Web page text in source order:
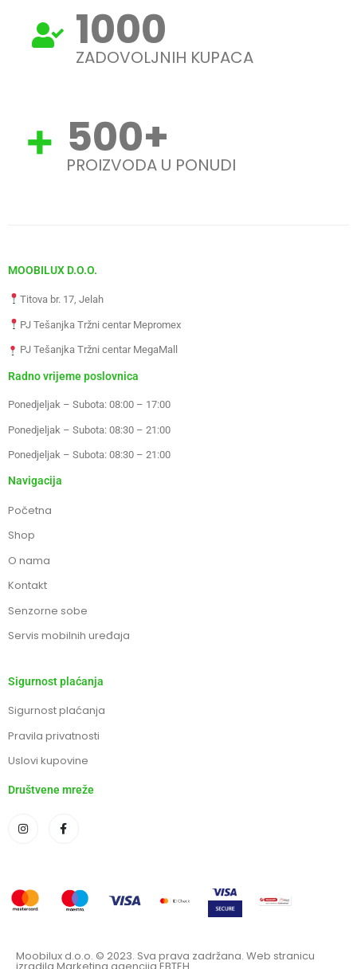
1000
ZADOVOLJNIH KUPACA
500+
PROIZVODA U PONUDI
MOOBILUX D.O.O.
Titova br. 17, Jelah
PJ Tešanjka Tržni centar Mepromex
PJ Tešanjka Tržni centar MegaMall
Radno vrijeme poslovnica
Ponedjeljak – Subota: 08:00 – 17:00
Ponedjeljak – Subota: 08:30 – 21:00
Ponedjeljak – Subota: 08:30 – 21:00
Navigacija
Početna
Shop
O nama
Kontakt
Senzorne sobe
Servis mobilnih uređaja
Sigurnost plaćanja
Sigurnost plaćanja
Pravila privatnosti
Uslovi kupovine
Društvene mreže
Moobilux d.o.o. © 2023. Sva prava zadržana. Web stranicu